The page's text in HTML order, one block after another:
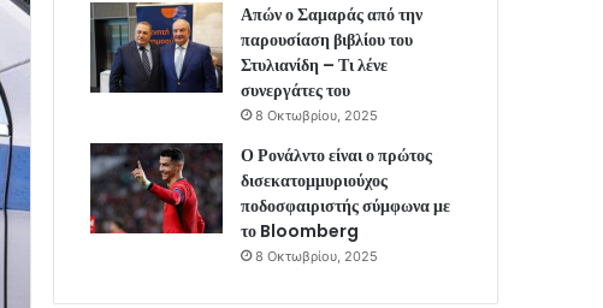
Απών ο Σαμαράς από την
παρουσίαση βιβλίου του
Στυλιανίδη – Τι λένε
συνεργάτες του
8 Οκτωβρίου, 2025
Ο Ρονάλντο είναι ο πρώτος
δισεκατομμυριούχος
ποδοσφαιριστής σύμφωνα με
το Bloomberg
8 Οκτωβρίου, 2025